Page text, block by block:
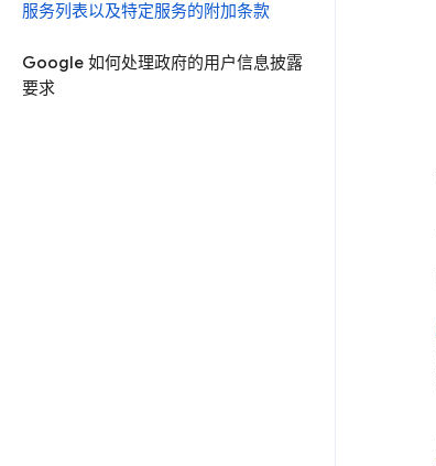
服务列表以及特定服务的附加条款
Google 如何处理政府的用户信息披露
要求